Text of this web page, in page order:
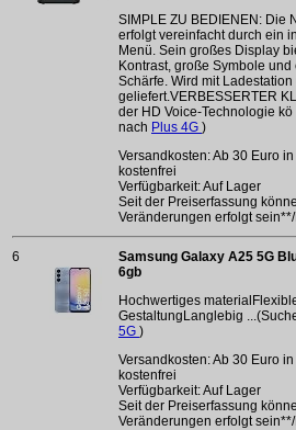
SIMPLE ZU BEDIENEN: Die
erfolgt vereinfacht durch ein
Menü. Sein großes Display
Kontrast, große Symbole und
Schärfe. Wird mit
geliefert.VERBESSERTER
der HD Voice-Technologie kö
nach Plus 4G )
Versandkosten: Ab 30 Euro in
kostenfrei
Verfügbarkeit: Auf Lager
Seit der Preiserfassung
Veränderungen erfolgt
6
Samsung Galaxy A25 5G
6gb
Hochwertiges
GestaltungLanglebig
5G )
Versandkosten: Ab 30 Euro in
kostenfrei
Verfügbarkeit: Auf Lager
Seit der Preiserfassung
Veränderungen erfolgt